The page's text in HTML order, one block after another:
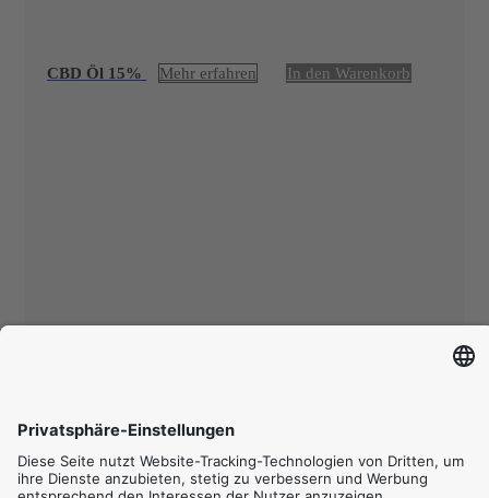
CBD Öl 15% Mehr erfahren In den Warenkorb